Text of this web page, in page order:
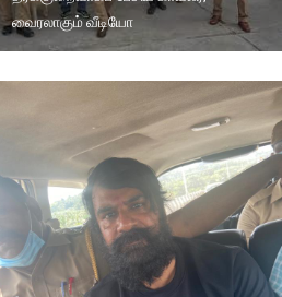
வைரலாகும் வீடியோ